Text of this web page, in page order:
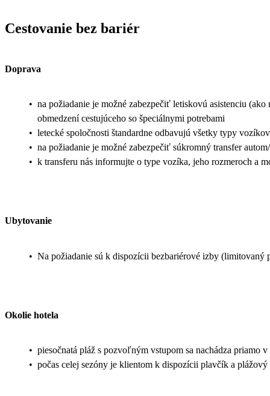
Cestovanie bez bariér
Doprava
• na požiadanie je možné zabezpečiť letiskovú asistenciu
obmedzení cestujúceho so špeciálnymi potrebami
• letecké spoločnosti štandardne odbavujú všetky typy
• na požiadanie je možné zabezpečiť súkromný transfer
• k transferu nás informujte o type vozíka, jeho rozmeroch a
Ubytovanie
• Na požiadanie sú k dispozícii bezbariérové izby (limitovaný
Okolie hotela
• piesočnatá pláž s pozvoľným vstupom sa nachádza priamo
• počas celej sezóny je klientom k dispozícii plavčík a plážový